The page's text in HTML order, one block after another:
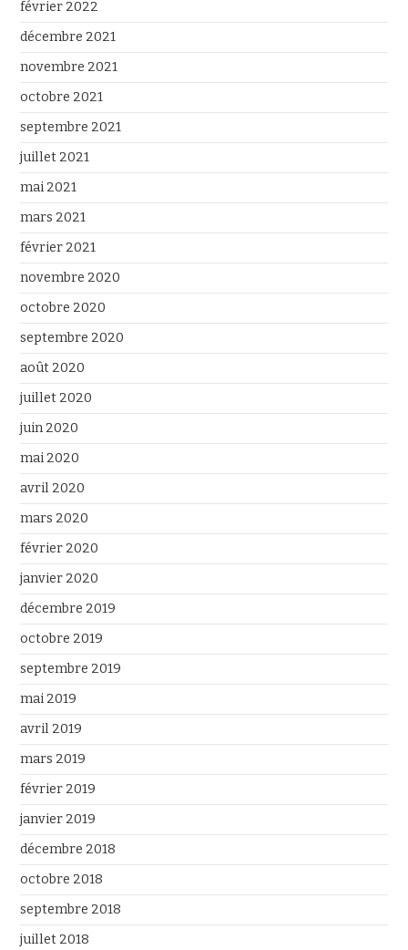
février 2022
décembre 2021
novembre 2021
octobre 2021
septembre 2021
juillet 2021
mai 2021
mars 2021
février 2021
novembre 2020
octobre 2020
septembre 2020
août 2020
juillet 2020
juin 2020
mai 2020
avril 2020
mars 2020
février 2020
janvier 2020
décembre 2019
octobre 2019
septembre 2019
mai 2019
avril 2019
mars 2019
février 2019
janvier 2019
décembre 2018
octobre 2018
septembre 2018
juillet 2018